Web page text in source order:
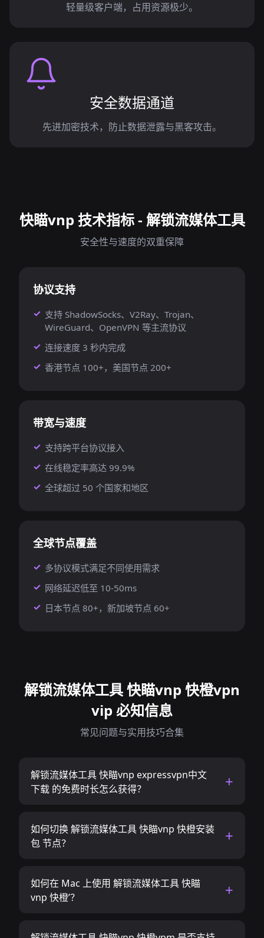
轻量级客户端，占用资源极少。
安全数据通道
先进加密技术，防止数据泄露与黑客攻击。
快瞄vnp 技术指标 - 解锁流媒体工具
安全性与速度的双重保障
协议支持
支持 ShadowSocks、V2Ray、Trojan、
WireGuard、OpenVPN 等主流协议
连接速度 3 秒内完成
香港节点 100+，美国节点 200+
带宽与速度
支持跨平台协议接入
在线稳定率高达 99.9%
全球超过 50 个国家和地区
全球节点覆盖
多协议模式满足不同使用需求
网络延迟低至 10-50ms
日本节点 80+，新加坡节点 60+
解锁流媒体工具 快瞄vnp 快橙vpn
vip 必知信息
常见问题与实用技巧合集
解锁流媒体工具 快瞄vnp expressvpn中文
下载 的免费时长怎么获得？
如何切换 解锁流媒体工具 快瞄vnp 快橙安装
包 节点？
如何在 Mac 上使用 解锁流媒体工具 快瞄
vnp 快橙’？